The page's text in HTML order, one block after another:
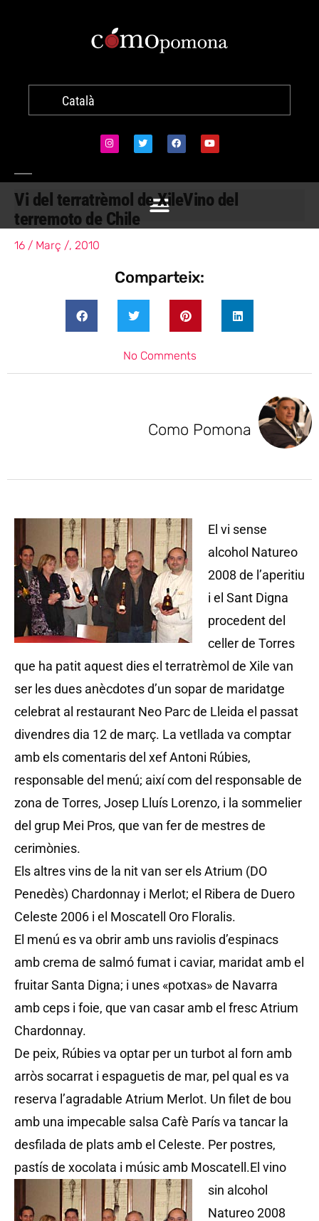
Català
Vi del terratrèmol de XileVino del
terremoto de Chile
16 / Març /, 2010
Comparteix:
No Comments
Como Pomona
El vi sense
alcohol Natureo
2008 de l’aperitiu
i el Sant Digna
procedent del
celler de Torres
que ha patit aquest dies el terratrèmol de Xile van
ser les dues anècdotes d’un sopar de maridatge
celebrat al restaurant Neo Parc de Lleida el passat
divendres dia 12 de març. La vetllada va comptar
amb els comentaris del xef Antoni Rúbies,
responsable del menú; així com del responsable de
zona de Torres, Josep Lluís Lorenzo, i la sommelier
del grup Mei Pros, que van fer de mestres de
cerimònies.
Els altres vins de la nit van ser els Atrium (DO
Penedès) Chardonnay i Merlot; el Ribera de Duero
Celeste 2006 i el Moscatell Oro Floralis.
El menú es va obrir amb uns raviolis d’espinacs
amb crema de salmó fumat i caviar, maridat amb el
fruitar Santa Digna; i unes «potxas» de Navarra
amb ceps i foie, que van casar amb el fresc Atrium
Chardonnay.
De peix, Rúbies va optar per un turbot al forn amb
arròs socarrat i espaguetis de mar, pel qual es va
reserva l’agradable Atrium Merlot. Un filet de bou
amb una impecable salsa Cafè París va tancar la
desfilada de plats amb el Celeste. Per postres,
pastís de xocolata i músic amb Moscatell.El vino
sin alcohol
Natureo 2008